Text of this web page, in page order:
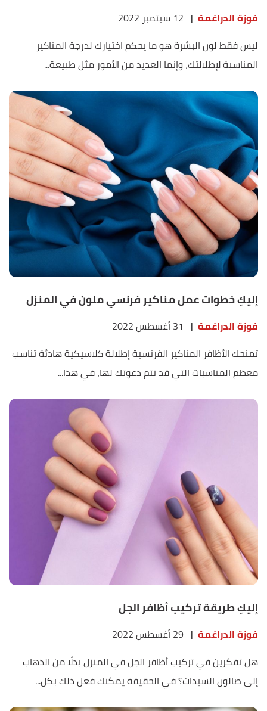
فوزة الدراغمة | 12 سبتمبر 2022
ليس فقط لون البشرة هو ما يحكم اختيارك لدرجة المناكير
المناسبة لإطلالتك، وإنما العديد من الأمور مثل طبيعة...
إليكِ خطوات عمل مناكير فرنسي ملون في المنزل
فوزة الدراغمة | 31 أغسطس 2022
تمنحك الأظافر المناكير الفرنسية إطلالة كلاسيكية هادئة تناسب
معظم المناسبات التي قد تتم دعوتك لها، في هذا...
إليكِ طريقة تركيب أظافر الجل
فوزة الدراغمة | 29 أغسطس 2022
هل تفكرين في تركيب أظافر الجل في المنزل بدلًا من الذهاب
إلى صالون السيدات؟ في الحقيقة يمكنك فعل ذلك بكل...